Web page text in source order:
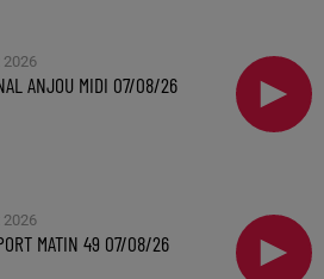
2026
ANJOU MIDI 07/08/26
2026
MATIN 49 07/08/26